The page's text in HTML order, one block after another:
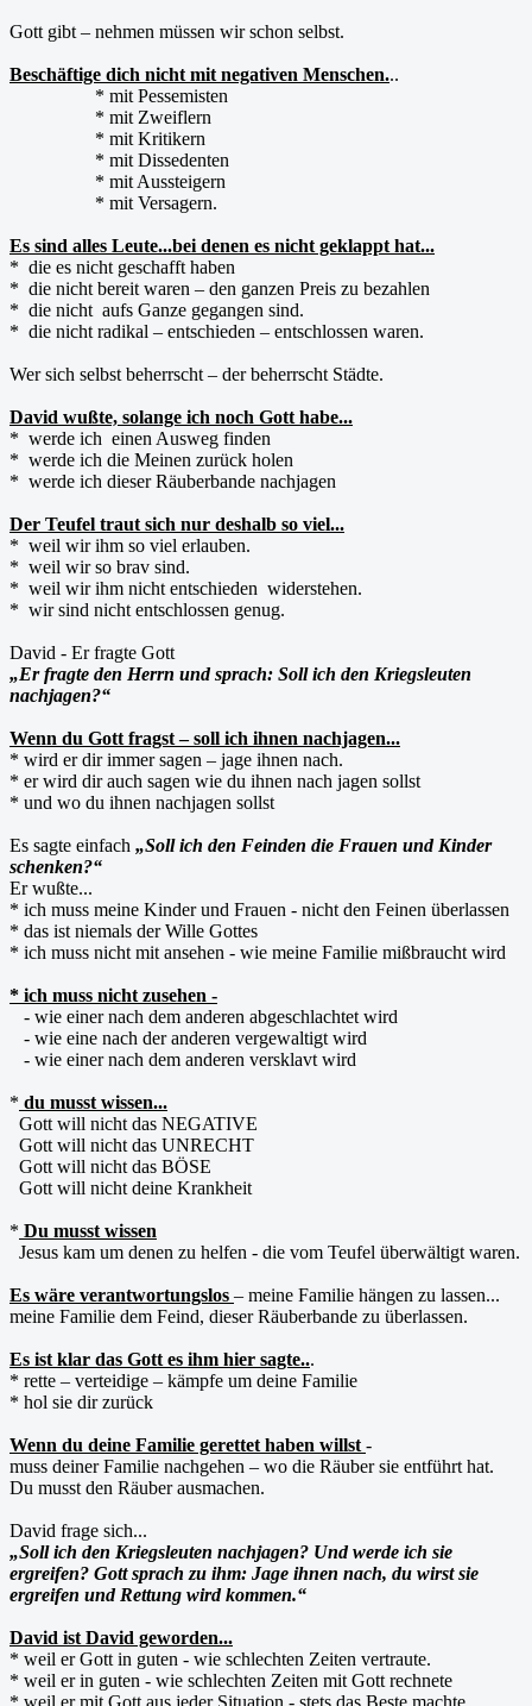
Gott gibt – nehmen müssen wir schon selbst.
Beschäftige dich nicht mit negativen Menschen...
* mit Pessemisten
* mit Zweiflern
* mit Kritikern
* mit Dissedenten
* mit Aussteigern
* mit Versagern.
Es sind alles Leute...bei denen es nicht geklappt hat...
* die es nicht geschafft haben
* die nicht bereit waren – den ganzen Preis zu bezahlen
* die nicht aufs Ganze gegangen sind.
* die nicht radikal – entschieden – entschlossen waren.
Wer sich selbst beherrscht – der beherrscht Städte.
David wußte, solange ich noch Gott habe...
* werde ich einen Ausweg finden
* werde ich die Meinen zurück holen
* werde ich dieser Räuberbande nachjagen
Der Teufel traut sich nur deshalb so viel...
* weil wir ihm so viel erlauben.
* weil wir so brav sind.
* weil wir ihm nicht entschieden widerstehen.
* wir sind nicht entschlossen genug.
David - Er fragte Gott
„Er fragte den Herrn und sprach: Soll ich den Kriegsleuten
nachjagen?“
Wenn du Gott fragst – soll ich ihnen nachjagen...
* wird er dir immer sagen – jage ihnen nach.
* er wird dir auch sagen wie du ihnen nach jagen sollst
* und wo du ihnen nachjagen sollst
Es sagte einfach „Soll ich den Feinden die Frauen und Kinder
schenken?“
Er wußte...
* ich muss meine Kinder und Frauen - nicht den Feinen überlassen
* das ist niemals der Wille Gottes
* ich muss nicht mit ansehen - wie meine Familie mißbraucht wird
* ich muss nicht zusehen -
- wie einer nach dem anderen abgeschlachtet wird
- wie eine nach der anderen vergewaltigt wird
- wie einer nach dem anderen versklavt wird
* du musst wissen...
Gott will nicht das NEGATIVE
Gott will nicht das UNRECHT
Gott will nicht das BÖSE
Gott will nicht deine Krankheit
* Du musst wissen
Jesus kam um denen zu helfen - die vom Teufel überwältigt waren.
Es wäre verantwortungslos – meine Familie hängen zu lassen...
meine Familie dem Feind, dieser Räuberbande zu überlassen.
Es ist klar das Gott es ihm hier sagte...
* rette – verteidige – kämpfe um deine Familie
* hol sie dir zurück
Wenn du deine Familie gerettet haben willst -
muss deiner Familie nachgehen – wo die Räuber sie entführt hat.
Du musst den Räuber ausmachen.
David frage sich...
„Soll ich den Kriegsleuten nachjagen? Und werde ich sie
ergreifen? Gott sprach zu ihm: Jage ihnen nach, du wirst sie
ergreifen und Rettung wird kommen.“
David ist David geworden...
* weil er Gott in guten - wie schlechten Zeiten vertraute.
* weil er in guten - wie schlechten Zeiten mit Gott rechnete
* weil er mit Gott aus jeder Situation - stets das Beste machte